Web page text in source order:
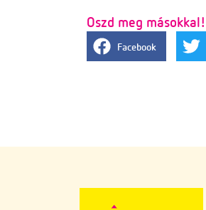
Oszd meg másokkal!
Facebook